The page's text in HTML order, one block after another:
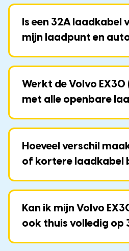
Is een 32A laadkabel
mijn laadpunt en
Werkt de Volvo EX30
met alle openbare
Hoeveel verschil
of kortere laadkabel
Kan ik mijn Volvo
ook thuis volledig op